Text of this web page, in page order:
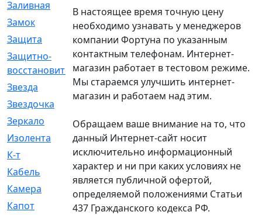
Заливная
Замок
[12]
Защита
[79]
Защитно-
восстановительный
[4]
Звезда
[1]
Звездочка
Зеркало
[369]
Изолента
[1]
К-т
[13]
Кабель
[50]
Камера
[4]
Капот
[144]
В настоящее время точную цену
необходимо узнавать у менеджеров
компании Фортуна по указанным
контактным телефонам. Интернет-
магазин работает в тестовом режиме.
Мы стараемся улучшить интернет-
магазин и работаем над этим.
Обращаем ваше внимание на то, что
данный Интернет-сайт носит
исключительно информационный
характер и ни при каких условиях не
является публичной офертой,
определяемой положениями Статьи
437 Гражданского кодекса РФ.